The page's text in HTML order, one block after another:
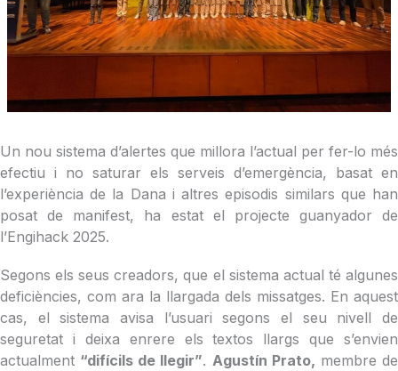
Un nou sistema d’alertes que millora l’actual per fer-lo més
efectiu i no saturar els serveis d’emergència, basat en
l’experiència de la Dana i altres episodis similars que han
posat de manifest, ha estat el projecte guanyador de
l’Engihack 2025.
Segons els seus creadors, que el sistema actual té algunes
deficiències, com ara la llargada dels missatges. En aquest
cas, el sistema avisa l’usuari segons el seu nivell de
seguretat i deixa enrere els textos llargs que s’envien
actualment “difícils de llegir”. Agustín Prato, membre de